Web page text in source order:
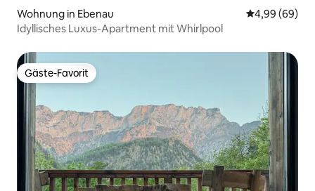
Wohnung in Ebenau
4,99 (69)
Idyllisches Luxus-Apartment mit Whirlpool
Gäste-Favorit
Gäste-Favorit